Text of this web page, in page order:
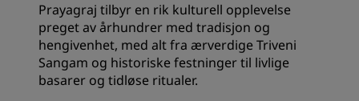
Prayagraj tilbyr en rik kulturell opplevelse
preget av århundrer med tradisjon og
hengivenhet, med alt fra ærverdige Triveni
Sangam og historiske festninger til livlige
basarer og tidløse ritualer.